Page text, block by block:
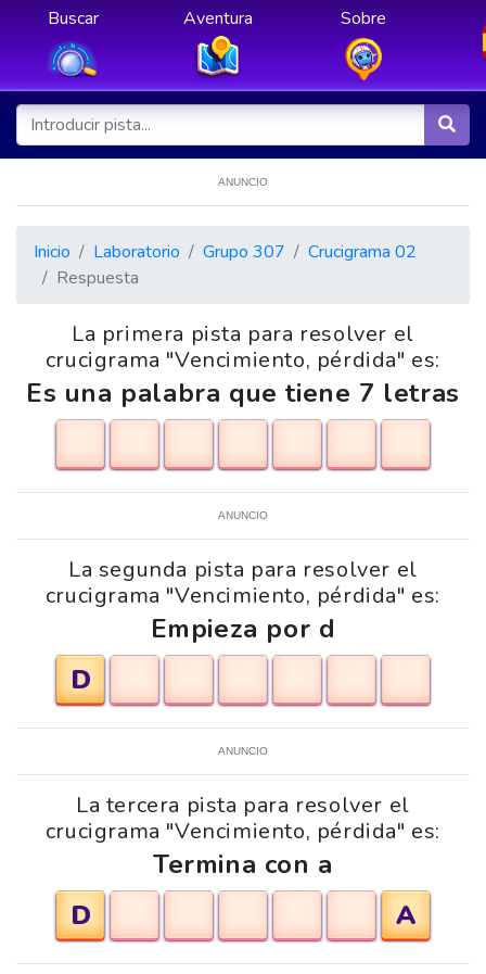
Buscar Aventura Sobre
ANUNCIO
Inicio Laboratorio Grupo 307
Crucigrama 02
Respuesta
La primera pista para resolver el
crucigrama "Vencimiento, pérdida" es:
Es una palabra que tiene 7 letras
ANUNCIO
La segunda pista para resolver el
crucigrama "Vencimiento, pérdida" es:
Empieza por d
D
ANUNCIO
La tercera pista para resolver el
crucigrama "Vencimiento, pérdida" es:
Termina con a
D
A